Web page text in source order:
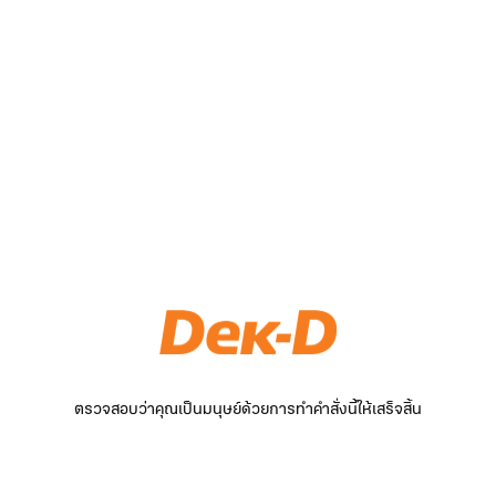
ตรวจสอบว่าคุณเป็นมนุษย์ด้วยการทำคำสั่งนี้ให้เสร็จสิ้น